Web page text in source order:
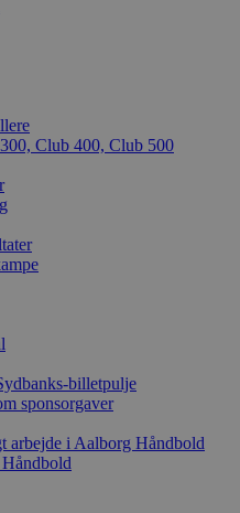
Club 400, Club 500
billetpulje
sponsorgaver
arbejde i Aalborg Håndbold